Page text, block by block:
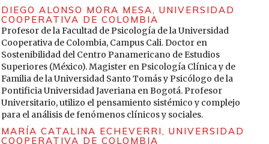
Mejías, Ana (2013). Contribución de los huertos urbanos a la
salud. Hábitat y Sociedad, 6, 85-103.
https://institucional.us.es/revistas/habitat/6/HyS%20n06a04.pdf
Milligan, Christine; Gatrell, Anthony & Bingley, Amanda
(2004). “Cultivar la salud”: paisajes terapéuticos y personas
mayores en el norte de Inglaterra. Ciencias sociales y
medicina, 58(9), 1781-1793.
Organización Panamericana de la Salud (1978). Declaración
de Alma Ata: Conferencia internacional sobre atención
primaria en salud. Autor.
https://www.paho.org/hq/dmdocuments/2012/Alma-Ata-
DIEGO ALONSO MORA MESA, UNIVERSIDAD
COOPERATIVA DE COLOMBIA
Profesor de la Facultad de Psicología de la Universidad
Cooperativa de Colombia, Campus Cali. Doctor en
Sostenibilidad del Centro Panamericano de Estudios
Superiores (México). Magister en Psicología Clínica y de
Familia de la Universidad Santo Tomás y Psicólogo de la
Pontificia Universidad Javeriana en Bogotá. Profesor
Universitario, utilizo el pensamiento sistémico y complejo
para el análisis de fenómenos clínicos y sociales.
MARÍA CATALINA ECHEVERRI, UNIVERSIDAD
COOPERATIVA DE COLOMBIA